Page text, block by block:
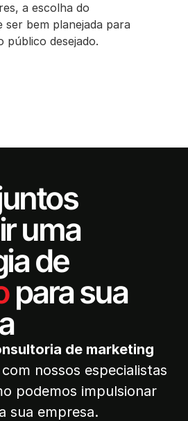
a escolha do
ser bem planejada para
público desejado.
uma
de
para sua
de marketing
com nossos especialistas
podemos impulsionar
sua empresa.